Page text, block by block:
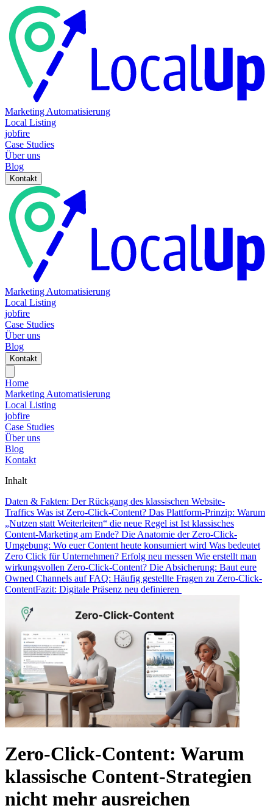
Marketing Automatisierung
Local Listing
jobfire
Case Studies
Über uns
Blog
Kontakt
Marketing Automatisierung
Local Listing
jobfire
Case Studies
Über uns
Blog
Kontakt
Home
Marketing Automatisierung
Local Listing
jobfire
Case Studies
Über uns
Blog
Kontakt
Inhalt
Daten & Fakten: Der Rückgang des klassischen Website-
Traffics Was ist Zero-Click-Content? Das Plattform-Prinzip: Warum
„Nutzen statt Weiterleiten“ die neue Regel ist Ist klassisches
Content-Marketing am Ende? Die Anatomie der Zero-Click-
Umgebung: Wo euer Content heute konsumiert wird Was bedeutet
Zero Click für Unternehmen? Erfolg neu messen Wie erstellt man
wirkungsvollen Zero-Click-Content? Die Absicherung: Baut eure
Owned Channels aufFAQ: Häufig gestellte Fragen zu Zero-Click-
ContentFazit: Digitale Präsenz neu definieren
Zero-Click-Content: Warum
klassische Content-Strategien
nicht mehr ausreichen